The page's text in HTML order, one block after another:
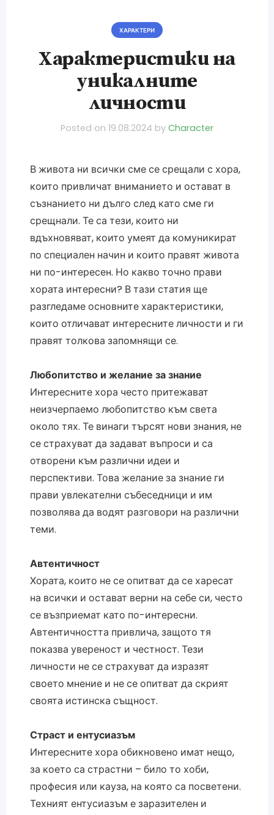
ХАРАКТЕРИ
Характеристики на
уникалните
личности
Posted on 19.08.2024 by Character
В живота ни всички сме се срещали с хора,
които привличат вниманието и остават в
съзнанието ни дълго след като сме ги
срещнали. Те са тези, които ни
вдъхновяват, които умеят да комуникират
по специален начин и които правят живота
ни по-интересен. Но какво точно прави
хората интересни? В тази статия ще
разгледаме основните характеристики,
които отличават интересните личности и ги
правят толкова запомнящи се.
Любопитство и желание за знание
Интересните хора често притежават
неизчерпаемо любопитство към света
около тях. Те винаги търсят нови знания, не
се страхуват да задават въпроси и са
отворени към различни идеи и
перспективи. Това желание за знание ги
прави увлекателни събеседници и им
позволява да водят разговори на различни
теми.
Автентичност
Хората, които не се опитват да се харесат
на всички и остават верни на себе си, често
се възприемат като по-интересни.
Автентичността привлича, защото тя
показва увереност и честност. Тези
личности не се страхуват да изразят
своето мнение и не се опитват да скрият
своята истинска същност.
Страст и ентусиазъм
Интересните хора обикновено имат нещо,
за което са страстни – било то хоби,
професия или кауза, на която са посветени.
Техният ентусиазъм е заразителен и